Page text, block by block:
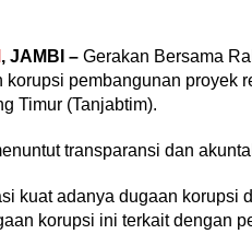
, JAMBI –Gerakan Bersama
korupsi pembangunan proyek
Timur (Tanjabtim).
transparansi dan
kuat adanya dugaan korupsi
korupsi ini terkait dengan